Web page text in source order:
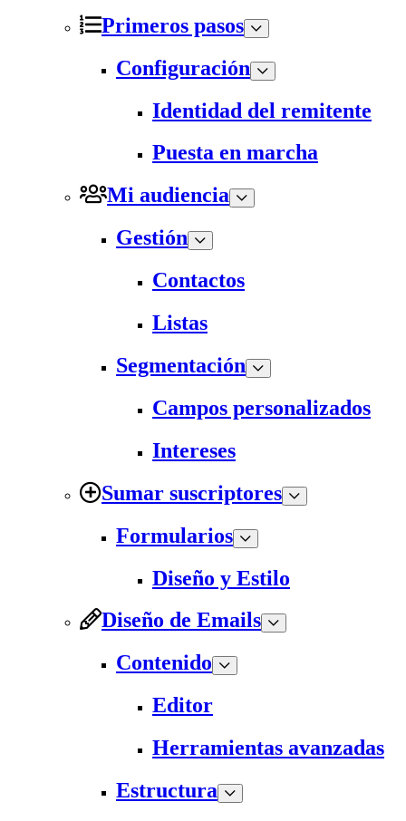
Primeros pasos
Configuración
Identidad del remitente
Puesta en marcha
Mi audiencia
Gestión
Contactos
Listas
Segmentación
Campos personalizados
Intereses
Sumar suscriptores
Formularios
Diseño y Estilo
Diseño de Emails
Contenido
Editor
Herramientas avanzadas
Estructura